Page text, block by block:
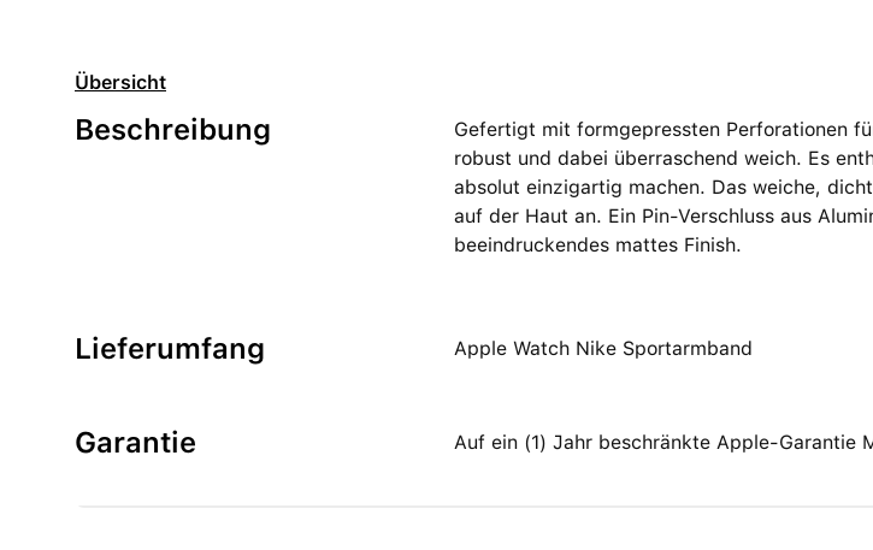
Übersicht
Beschreibung
Gefertigt mit formgepressten Perforationen
robust und dabei überraschend weich. Es
absolut einzigartig machen. Das weiche,
auf der Haut an. Ein Pin-Verschluss aus
beeindruckendes mattes Finish.
Lieferumfang Apple Watch Nike Sportarmband
Garantie Auf ein (1) Jahr beschränkte Apple-Garantie